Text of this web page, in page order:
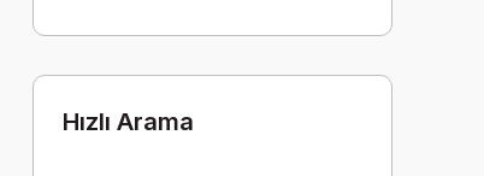
Hızlı Arama